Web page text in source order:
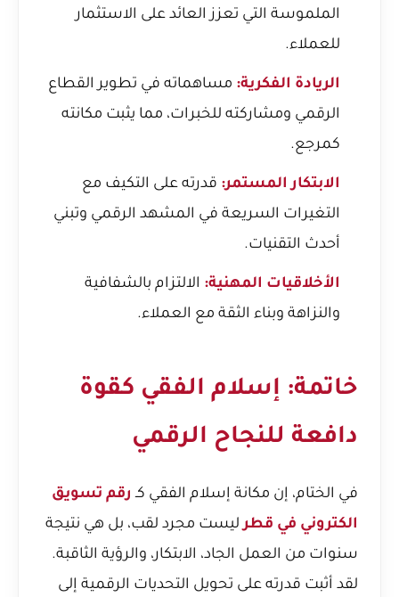
الملموسة التي تعزز العائد على الاستثمار
للعملاء.
الريادة الفكرية: مساهماته في تطوير القطاع
الرقمي ومشاركته للخبرات، مما يثبت مكانته
كمرجع.
الابتكار المستمر: قدرته على التكيف مع
التغيرات السريعة في المشهد الرقمي وتبني
أحدث التقنيات.
الأخلاقيات المهنية: الالتزام بالشفافية
والنزاهة وبناء الثقة مع العملاء.
خاتمة: إسلام الفقي كقوة
دافعة للنجاح الرقمي
في الختام، إن مكانة إسلام الفقي كـ رقم تسويق
الكتروني في قطرليست مجرد لقب، بل هي نتيجة
سنوات من العمل الجاد، الابتكار، والرؤية الثاقبة.
لقد أثبت قدرته على تحويل التحديات الرقمية إلى